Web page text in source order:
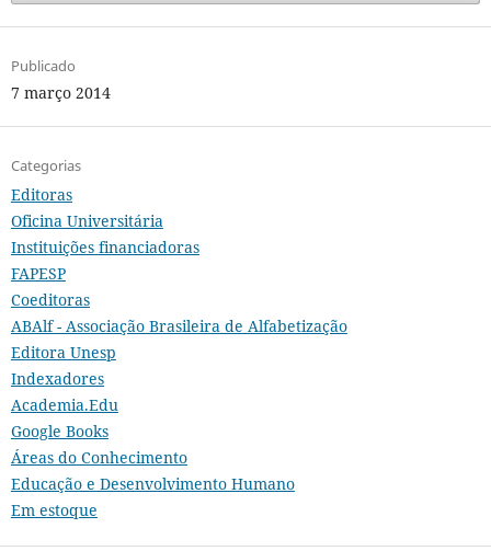
Publicado
7 março 2014
Categorias
Editoras
Oficina Universitária
Instituições financiadoras
FAPESP
Coeditoras
ABAlf - Associação Brasileira de Alfabetização
Editora Unesp
Indexadores
Academia.Edu
Google Books
Áreas do Conhecimento
Educação e Desenvolvimento Humano
Em estoque